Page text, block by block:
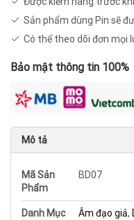
Sản phẩm dùng Pin sẽ
Có thể theo dõi đơn mọi
Bảo mật thông tin 100%
Mô tả
Mã Sản
Phẩm
BD07
Danh Mục Âm đạo giả,